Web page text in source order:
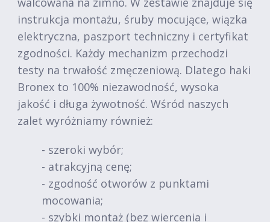
instrukcja montażu, śruby mocujące, wiązka
elektryczna, paszport techniczny i certyfikat
zgodności. Każdy mechanizm przechodzi
testy na trwałość zmęczeniową. Dlatego haki
Bronex to 100% niezawodność, wysoka
jakość i długa żywotność. Wśród naszych
zalet wyróżniamy również:
- szeroki wybór;
- atrakcyjną cenę;
- zgodność otworów z punktami
mocowania;
- szybki montaż (bez wiercenia i